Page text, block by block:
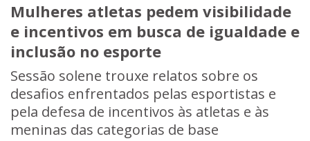
Mulheres atletas pedem visibilidade
e incentivos em busca de igualdade e
inclusão no esporte
Sessão solene trouxe relatos sobre os
desafios enfrentados pelas esportistas e
pela defesa de incentivos às atletas e às
meninas das categorias de base